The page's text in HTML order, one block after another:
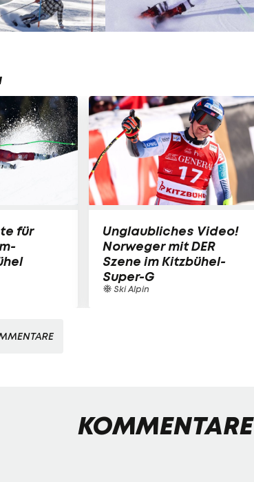
für
Unglaubliches Video!
Norweger mit DER
Szene im Kitzbühel-
Super-G
Ski Alpin
KOMMENTARE